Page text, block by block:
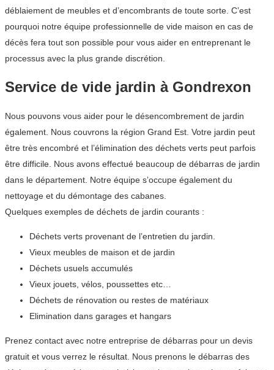
déblaiement de meubles et d’encombrants de toute sorte. C’est
pourquoi notre équipe professionnelle de vide maison en cas de
décès fera tout son possible pour vous aider en entreprenant le
processus avec la plus grande discrétion.
Service de vide jardin à Gondrexon
Nous pouvons vous aider pour le désencombrement de jardin
également. Nous couvrons la région Grand Est. Votre jardin peut
être très encombré et l’élimination des déchets verts peut parfois
être difficile. Nous avons effectué beaucoup de débarras de jardin
dans le département. Notre équipe s’occupe également du
nettoyage et du démontage des cabanes.
Quelques exemples de déchets de jardin courants :
Déchets verts provenant de l’entretien du jardin.
Vieux meubles de maison et de jardin
Déchets usuels accumulés
Vieux jouets, vélos, poussettes etc…
Déchets de rénovation ou restes de matériaux
Elimination dans garages et hangars
Prenez contact avec notre entreprise de débarras pour un devis
gratuit et vous verrez le résultat. Nous prenons le débarras des